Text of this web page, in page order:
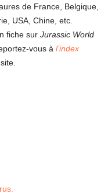
de France, Belgique,
USA, Chine, etc.
fiche sur Jurassic World
vous à l’index